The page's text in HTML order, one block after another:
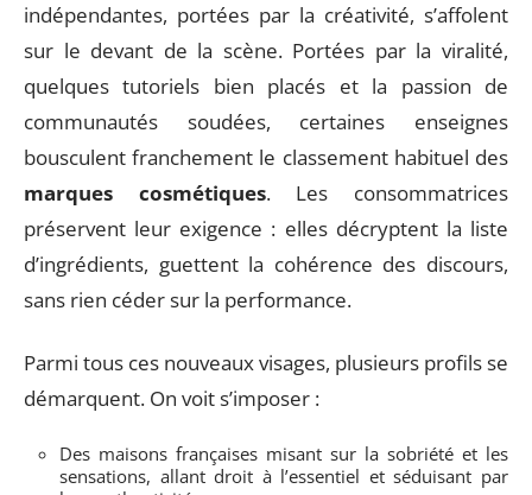
indépendantes, portées par la créativité, s’affolent
sur le devant de la scène. Portées par la viralité,
quelques tutoriels bien placés et la passion de
communautés soudées, certaines enseignes
bousculent franchement le classement habituel des
marques cosmétiques. Les consommatrices
préservent leur exigence : elles décryptent la liste
d’ingrédients, guettent la cohérence des discours,
sans rien céder sur la performance.
Parmi tous ces nouveaux visages, plusieurs profils se
démarquent. On voit s’imposer :
Des maisons françaises misant sur la sobriété et les
sensations, allant droit à l’essentiel et séduisant par